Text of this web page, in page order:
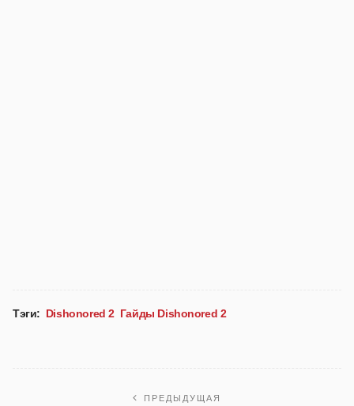
Тэги: Dishonored 2 Гайды Dishonored 2
ПРЕДЫДУЩАЯ